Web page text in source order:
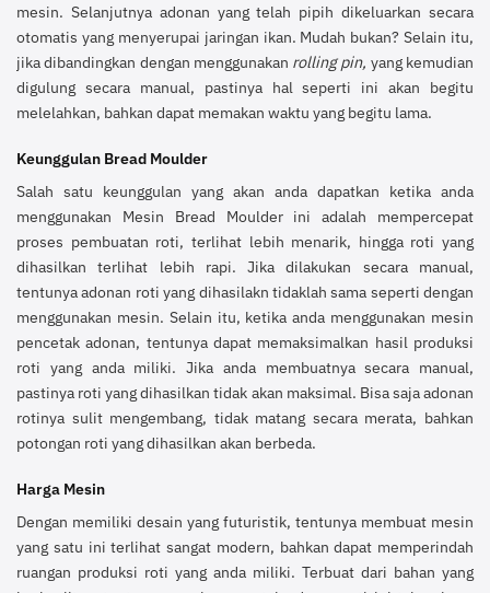
mesin. Selanjutnya adonan yang telah pipih dikeluarkan secara
otomatis yang menyerupai jaringan ikan. Mudah bukan? Selain itu,
jika dibandingkan dengan menggunakan rolling pin, yang kemudian
digulung secara manual, pastinya hal seperti ini akan begitu
melelahkan, bahkan dapat memakan waktu yang begitu lama.
Keunggulan Bread Moulder
Salah satu keunggulan yang akan anda dapatkan ketika anda
menggunakan Mesin Bread Moulder ini adalah mempercepat
proses pembuatan roti, terlihat lebih menarik, hingga roti yang
dihasilkan terlihat lebih rapi. Jika dilakukan secara manual,
tentunya adonan roti yang dihasilakn tidaklah sama seperti dengan
menggunakan mesin. Selain itu, ketika anda menggunakan mesin
pencetak adonan, tentunya dapat memaksimalkan hasil produksi
roti yang anda miliki. Jika anda membuatnya secara manual,
pastinya roti yang dihasilkan tidak akan maksimal. Bisa saja adonan
rotinya sulit mengembang, tidak matang secara merata, bahkan
potongan roti yang dihasilkan akan berbeda.
Harga Mesin
Dengan memiliki desain yang futuristik, tentunya membuat mesin
yang satu ini terlihat sangat modern, bahkan dapat memperindah
ruangan produksi roti yang anda miliki. Terbuat dari bahan yang